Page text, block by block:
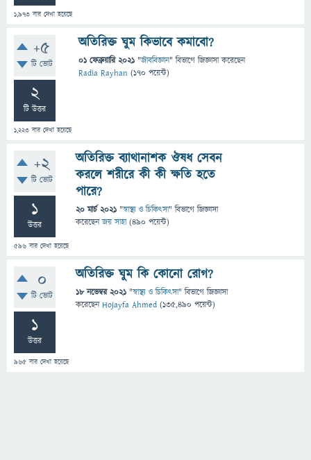
1,973 বার দেখা হয়েছে
+5
টি ভোট
2
টি উত্তর
1,223 বার দেখা হয়েছে
অতিরিক্ত ঘুম কিভাবে কমাবো?
01 ফেব্রুয়ারি 2021 "জীববিজ্ঞান" বিভাগে জিজ্ঞাসাকরেছেন
Radia Rayhan (170 পয়েন্ট)
+2
টি ভোট
1
উত্তর
596 বার দেখা হয়েছে
অতিরিক্ত ব্যাথানাশক ঔষধ সেবন
করলে শরীরে কী কী ক্ষতি হতে
পারে?
20 মার্চ 2021 "স্বাস্থ্য ও চিকিৎসা" বিভাগে জিজ্ঞাসা
করেছেনজয় সাহা (490 পয়েন্ট)
0
টি ভোট
1
উত্তর
965 বার দেখা হয়েছে
অতিরিক্ত ঘুম কি কোনো রোগ?
18 নভেম্বর 2021 "স্বাস্থ্য ও চিকিৎসা" বিভাগে জিজ্ঞাসা
করেছেনHojayfa Ahmed (135,490 পয়েন্ট)